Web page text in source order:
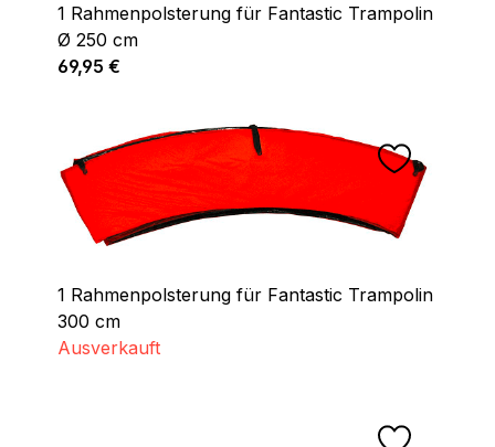
1 Rahmenpolsterung für Fantastic Trampolin
Ø 250 cm
Regulärer Preis:
69,95 €
1 Rahmenpolsterung für Fantastic Trampolin
300 cm
Ausverkauft